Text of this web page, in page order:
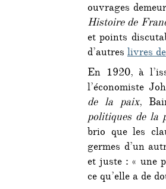
ouvrages
Histoire de
et points
d’autres livres
En 1920, à
l’économiste
de la paix,
politiques de la
brio que les
germes d’un
et juste : « une
ce qu’elle a de